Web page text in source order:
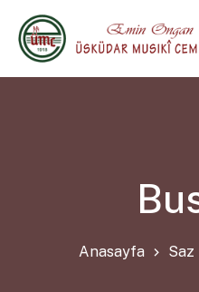
Anasayfa Saz